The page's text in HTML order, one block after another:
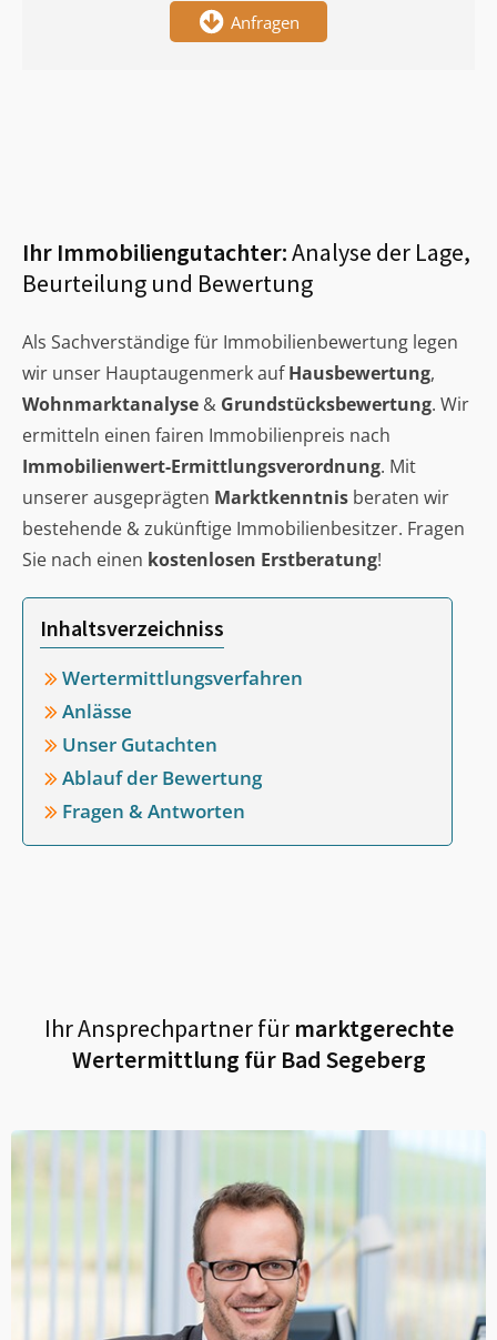
Anfragen
Ihr Immobiliengutachter:Analyse der Lage,
Beurteilung und Bewertung
Als Sachverständige für Immobilienbewertung legen
wir unser Hauptaugenmerk aufHausbewertung,
Wohnmarktanalyse & Grundstücksbewertung. Wir
ermitteln einen fairen Immobilienpreis nach
Immobilienwert-Ermittlungsverordnung. Mit
unserer ausgeprägten Marktkenntnis beraten wir
bestehende & zukünftige Immobilienbesitzer. Fragen
Sie nach einen kostenlosen Erstberatung!
Inhaltsverzeichniss
Wertermittlungsverfahren
Anlässe
Unser Gutachten
Ablauf der Bewertung
Fragen & Antworten
Ihr Ansprechpartner fürmarktgerechte
Wertermittlung für Bad Segeberg